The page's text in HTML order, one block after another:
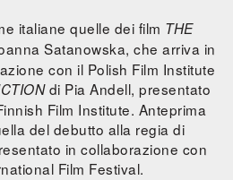
italiane quelle dei film THE
Satanowska, che arriva in
con il Polish Film Institute
di Pia Andell, presentato
Film Institute. Anteprima
del debutto alla regia di
in collaborazione con
Film Festival.